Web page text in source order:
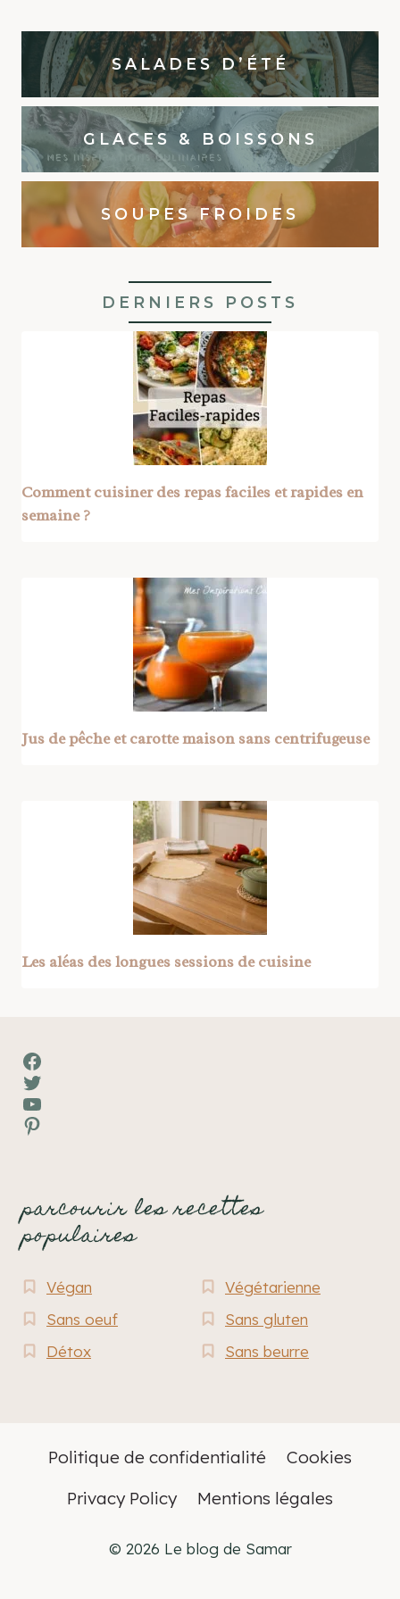
SALADES D’ÉTÉ
GLACES & BOISSONS
SOUPES FROIDES
DERNIERS POSTS
Comment cuisiner des repas faciles et rapides en
semaine ?
Jus de pêche et carotte maison sans centrifugeuse
Les aléas des longues sessions de cuisine
Facebook
Twitter
YouTube
Pinterest
parcourir les recettes
populaires
Végan
Végétarienne
Sans oeuf
Sans gluten
Détox
Sans beurre
Politique de confidentialité
Cookies
Privacy Policy
Mentions légales
© 2026 Le blog de Samar